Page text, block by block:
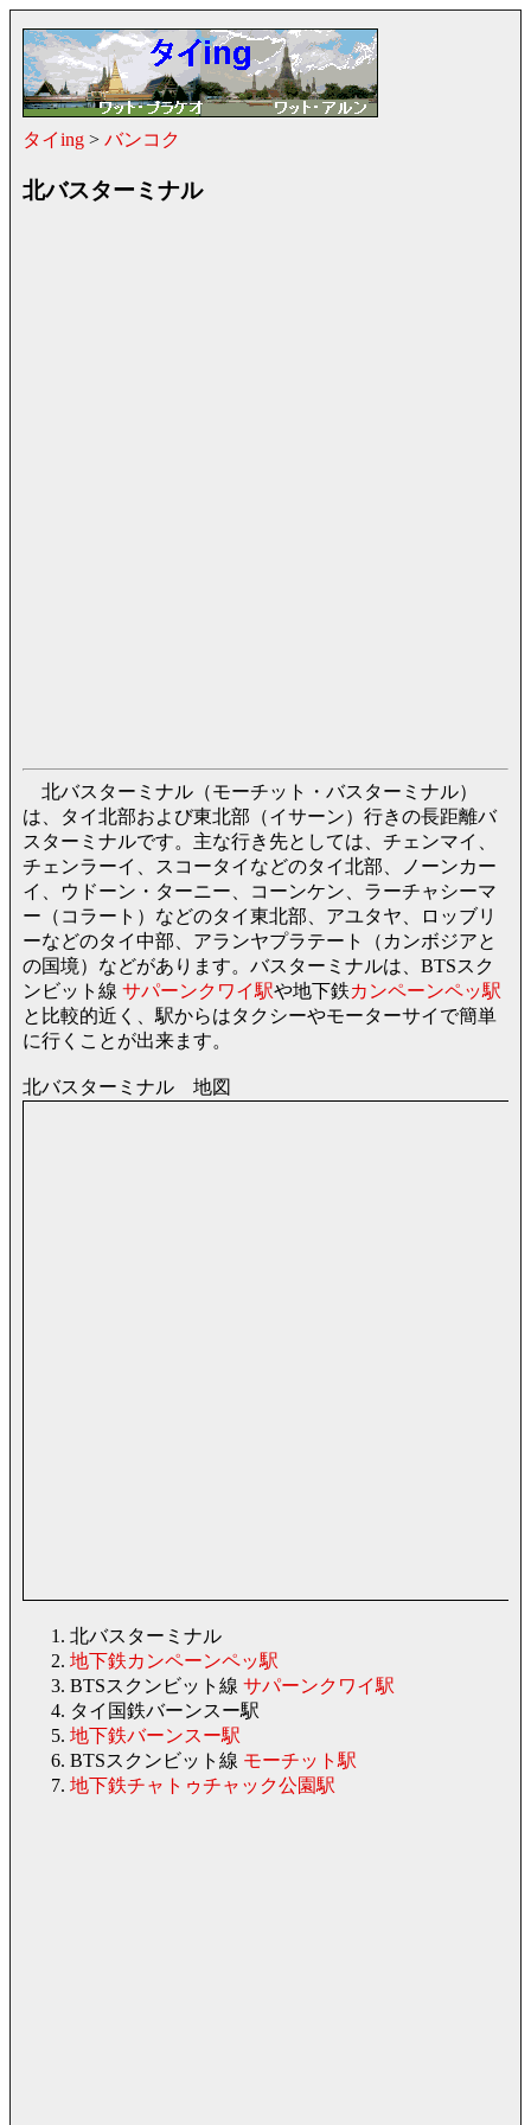
タイing > バンコク
北バスターミナル
北バスターミナル（モーチット・バスターミナル）
は、タイ北部および東北部（イサーン）行きの長距離バ
スターミナルです。主な行き先としては、チェンマイ、
チェンラーイ、スコータイなどのタイ北部、ノーンカー
イ、ウドーン・ターニー、コーンケン、ラーチャシーマ
ー（コラート）などのタイ東北部、アユタヤ、ロッブリ
ーなどのタイ中部、アランヤプラテート（カンボジアと
の国境）などがあります。バスターミナルは、BTSスク
ンビット線 サパーンクワイ駅や地下鉄カンペーンペッ駅
と比較的近く、駅からはタクシーやモーターサイで簡単
に行くことが出来ます。
北バスターミナル 地図
北バスターミナル
地下鉄カンペーンペッ駅
BTSスクンビット線 サパーンクワイ駅
タイ国鉄バーンスー駅
地下鉄バーンスー駅
BTSスクンビット線 モーチット駅
地下鉄チャトゥチャック公園駅